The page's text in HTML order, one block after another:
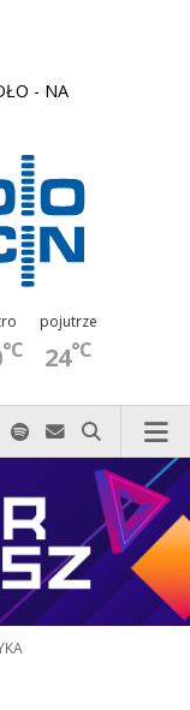
- NA
°C
pojutrze
24°C
nas zadzwoń
Facebook-u
na Xnas na Instagram-ie
Odwiedź nas na TikTok-u
Szukaj nas na Spotify
Wyślij do nas
Szukaj